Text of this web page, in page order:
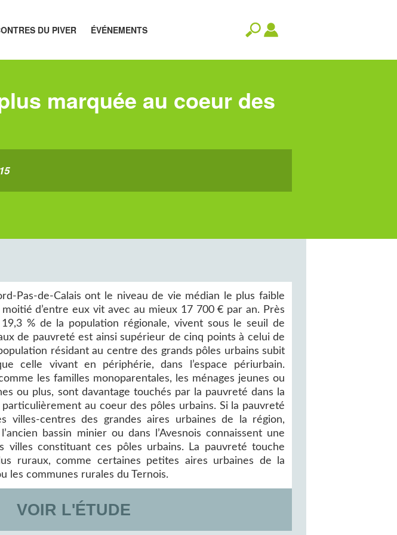
DU PIVER ÉVÉNEMENTS
marquée au coeur des
Pas-de-Calais ont le niveau de vie médian le plus faible
d’entre eux vit avec au mieux 17 700 € par an. Près
% de la population régionale, vivent sous le seuil de
de pauvreté est ainsi supérieur de cinq points à celui de
résidant au centre des grands pôles urbains subit
celle vivant en périphérie, dans l’espace périurbain.
les familles monoparentales, les ménages jeunes ou
ou plus, sont davantage touchés par la pauvreté dans la
particulièrement au coeur des pôles urbains. Si la pauvreté
villes-centres des grandes aires urbaines de la région,
bassin minier ou dans l’Avesnois connaissent une
villes constituant ces pôles urbains. La pauvreté touche
ruraux, comme certaines petites aires urbaines de la
les communes rurales du Ternois.
VOIR L'ÉTUDE